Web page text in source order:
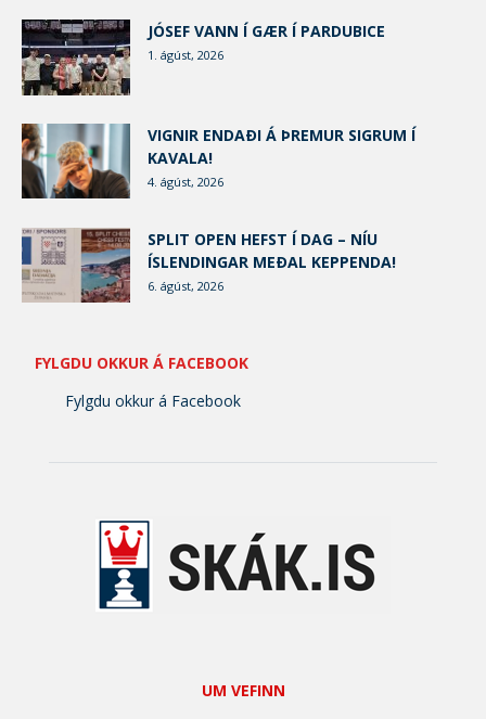
JÓSEF VANN Í GÆR Í PARDUBICE
1. ágúst, 2026
VIGNIR ENDAÐI Á ÞREMUR SIGRUM Í
KAVALA!
4. ágúst, 2026
SPLIT OPEN HEFST Í DAG – NÍU
ÍSLENDINGAR MEÐAL KEPPENDA!
6. ágúst, 2026
FYLGDU OKKUR Á FACEBOOK
Fylgdu okkur á Facebook
UM VEFINN